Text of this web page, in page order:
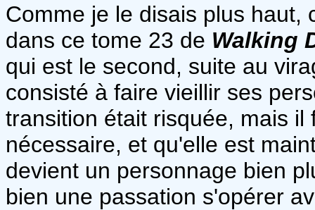
Comme je le disais plus haut,
dans ce tome 23 de Walking
qui est le second, suite au
consisté à faire vieillir ses
transition était risquée, mais
nécessaire, et qu'elle est
devient un personnage bien
bien une passation s'opérer